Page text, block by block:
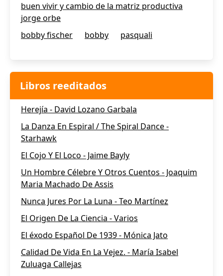
buen vivir y cambio de la matriz productiva
jorge orbe
bobby fischer
bobby pasquali
Libros reeditados
Herejía - David Lozano Garbala
La Danza En Espiral / The Spiral Dance -
Starhawk
El Cojo Y El Loco - Jaime Bayly
Un Hombre Célebre Y Otros Cuentos - Joaquim
Maria Machado De Assis
Nunca Jures Por La Luna - Teo Martínez
El Origen De La Ciencia - Varios
El éxodo Español De 1939 - Mónica Jato
Calidad De Vida En La Vejez. - María Isabel
Zuluaga Callejas